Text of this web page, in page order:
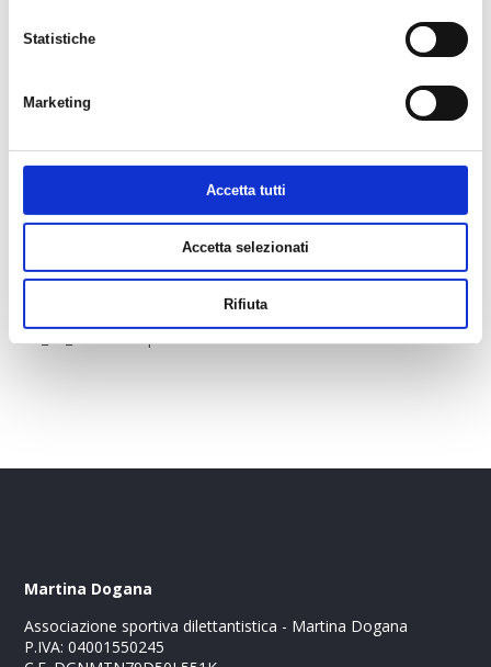
Statistiche
Marketing
Accetta tutti
Accetta selezionati
Rifiuta
Da parte di tutto il Martina Dogana Triathlon Team ASD
#MDTTneverSTOPS
Allegato
Martina Dogana
Associazione sportiva dilettantistica - Martina Dogana
P.IVA: 04001550245